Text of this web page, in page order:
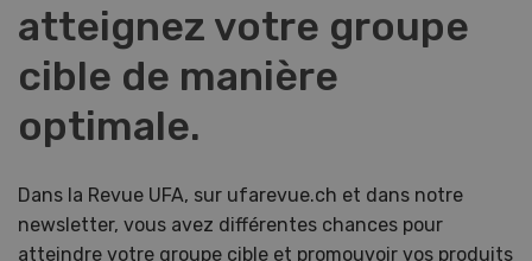
atteignez votre groupe
cible de manière
optimale.
Dans la Revue UFA, sur ufarevue.ch et dans notre
newsletter, vous avez différentes chances pour
atteindre votre groupe cible et promouvoir vos produits